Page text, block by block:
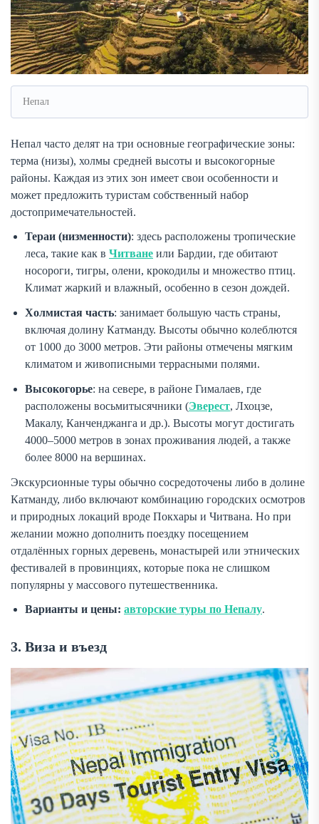
Непал
Непал часто делят на три основные географические зоны:
терма (низы), холмы средней высоты и высокогорные
районы. Каждая из этих зон имеет свои особенности и
может предложить туристам собственный набор
достопримечательностей.
Тераи (низменности): здесь расположены тропические
леса, такие как в Читване или Бардии, где обитают
носороги, тигры, олени, крокодилы и множество птиц.
Климат жаркий и влажный, особенно в сезон дождей.
Холмистая часть: занимает большую часть страны,
включая долину Катманду. Высоты обычно колеблются
от 1000 до 3000 метров. Эти районы отмечены мягким
климатом и живописными террасными полями.
Высокогорье: на севере, в районе Гималаев, где
расположены восьмитысячники (Эверест, Лхоцзе,
Макалу, Канченджанга и др.). Высоты могут достигать
4000–5000 метров в зонах проживания людей, а также
более 8000 на вершинах.
Экскурсионные туры обычно сосредоточены либо в долине
Катманду, либо включают комбинацию городских осмотров
и природных локаций вроде Покхары и Читвана. Но при
желании можно дополнить поездку посещением
отдалённых горных деревень, монастырей или этнических
фестивалей в провинциях, которые пока не слишком
популярны у массового путешественника.
Варианты и цены: авторские туры по Непалу.
3. Виза и въезд